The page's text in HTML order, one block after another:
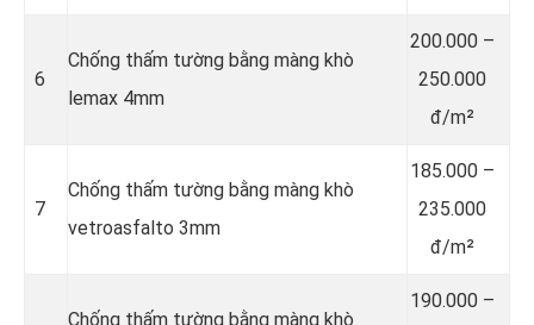
6
Chống thấm tường bằng màng khò
lemax 4mm
200.000 –
250.000
đ/m²
7
Chống thấm tường bằng màng khò
vetroasfalto 3mm
185.000 –
235.000
đ/m²
Chống thấm tường bằng màng khò
190.000 –